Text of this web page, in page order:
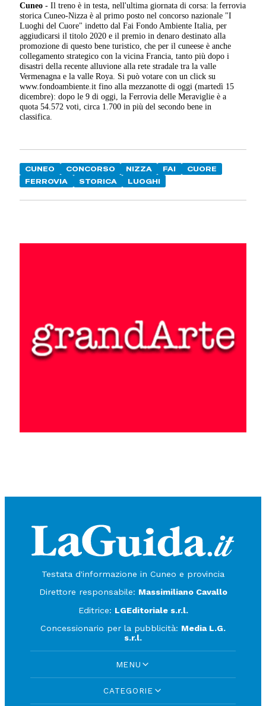
Cuneo - Il treno è in testa, nell'ultima giornata di corsa: la ferrovia
storica Cuneo-Nizza è al primo posto nel concorso nazionale "I
Luoghi del Cuore" indetto dal Fai Fondo Ambiente Italia, per
aggiudicarsi il titolo 2020 e il premio in denaro destinato alla
promozione di questo bene turistico, che per il cuneese è anche
collegamento strategico con la vicina Francia, tanto più dopo i
disastri della recente alluvione alla rete stradale tra la valle
Vermenagna e la valle Roya. Si può votare con un click su
www.fondoambiente.it fino alla mezzanotte di oggi (martedì 15
dicembre): dopo le 9 di oggi, la Ferrovia delle Meraviglie è a
quota 54.572 voti, circa 1.700 in più del secondo bene in
classifica.
CUNEO CONCORSO NIZZA FAI
CUORE
FERROVIA
STORICA LUOGHI
Testata d'informazione in Cuneo e provincia
Direttore responsabile: Massimiliano Cavallo
Editrice: LGEditoriale s.r.l.
Concessionario per la pubblicità: Media L.G.
s.r.l.
MENU
CATEGORIE